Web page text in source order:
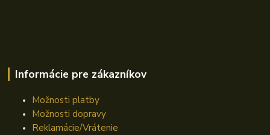
Informácie pre zákazníkov
Možnosti platby
Možnosti dopravy
Reklamácie/Vrátenie